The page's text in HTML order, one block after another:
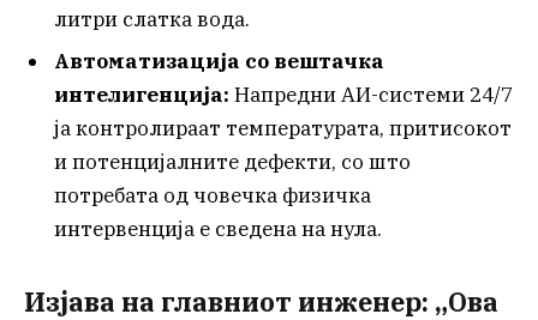
литри слатка вода.
Автоматизација со вештачка
интелигенција: Напредни АИ-системи 24/7
ја контролираат температурата, притисокот
и потенцијалните дефекти, со што
потребата од човечка физичка
интервенција е сведена на нула.
Изјава на главниот инженер: „Ова